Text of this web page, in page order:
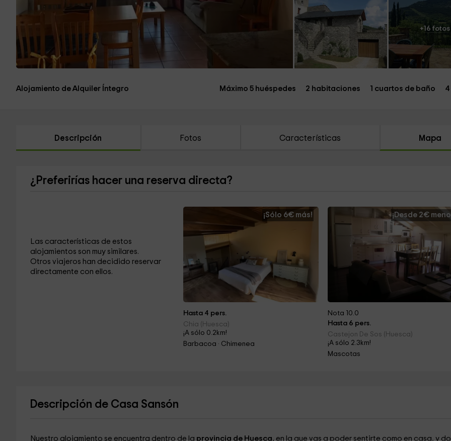
+16 fotos
Alojamiento de Alquiler Íntegro Máximo 5 huéspedes 2 habitaciones 1 cuartos de baño
Descripción Fotos Características Mapa
¿Preferirías hacer una reserva directa?
Las características de estos
alojamientos son muy similares.
Otros viajeros han decidido reservar
directamente con ellos.
¡Sólo 6€ más!
Hasta 4 pers.
Chia (Huesca)
¡A sólo 0.2km!
Barbacoa · Chimenea
¡Desde 2€
Nota 10.0
Hasta 6 pers.
Castejon De Sos (Huesca)
¡A sólo 2.3km!
Mascotas
Descripción de Casa Sansón
Nuestro alojamiento se encuentra dentro de la provincia de Huesca, en la que vas a poder sentirte como en casa, y